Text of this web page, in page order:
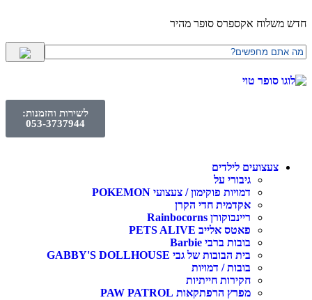
חדש משלוח אקספרס סופר מהיר
לשירות והזמנות:
053-3737944
צעצועים לילדים
גיבורי על
דמויות פוקימון / צעצועי POKEMON
אקדמית חדי הקרן
ריינבוקורן Rainbocorns
פאטס אלייב PETS ALIVE
בובות ברבי Barbie
בית הבובות של גבי GABBY'S DOLLHOUSE
בובות / דמויות
חקירות חייתיות
מפרץ הרפתקאות PAW PATROL